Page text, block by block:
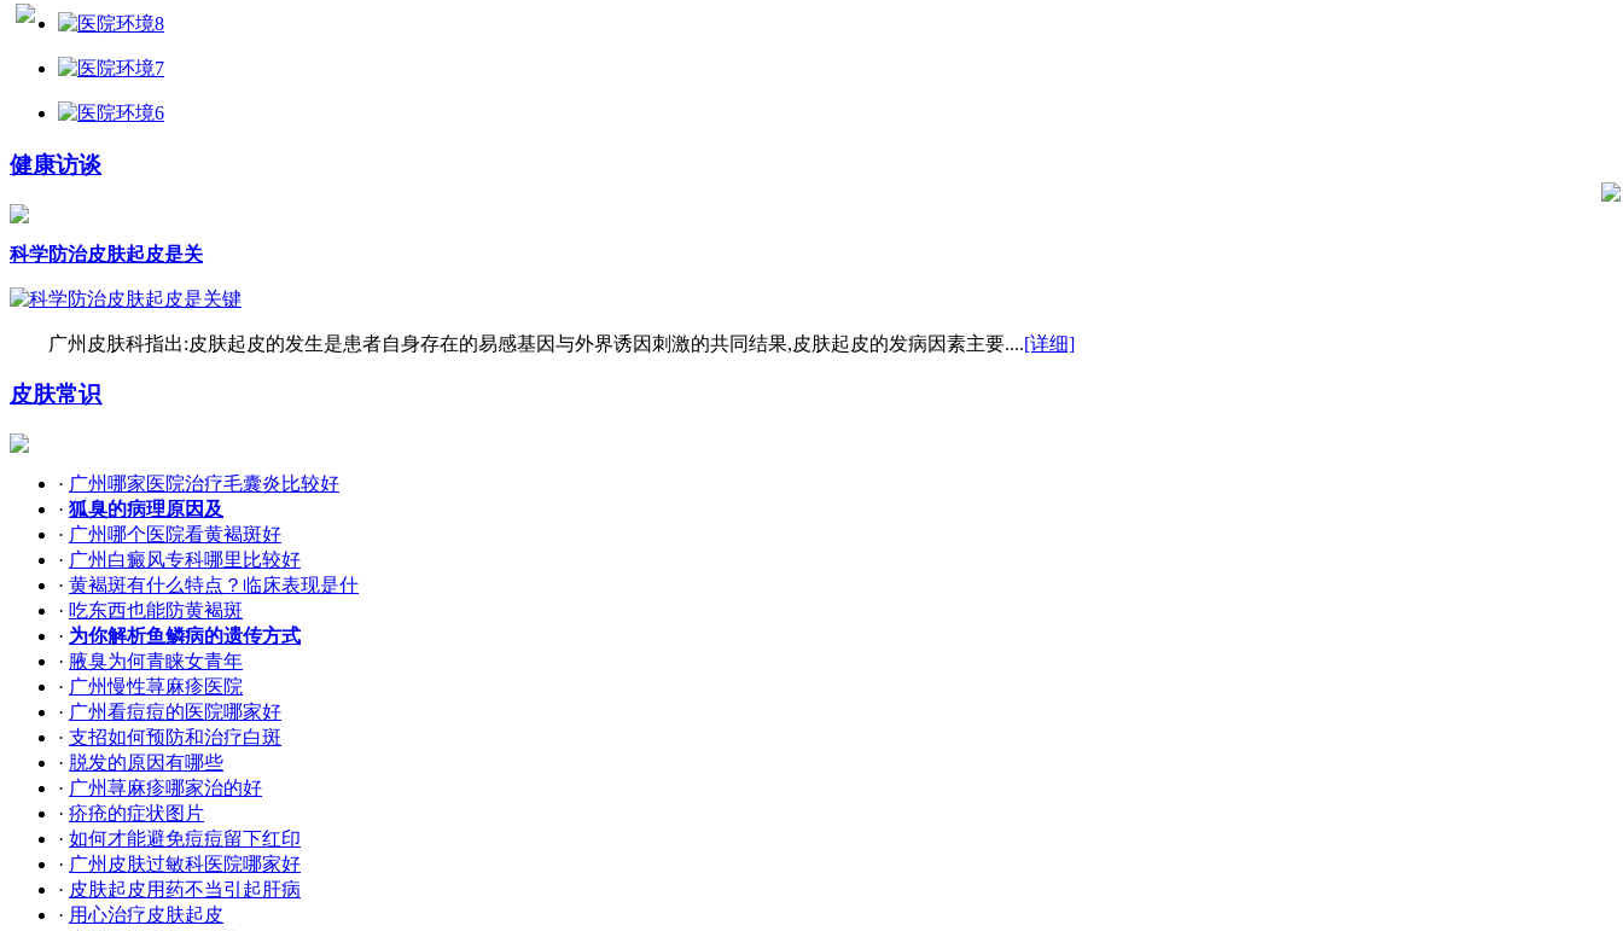
健康访谈
科学防治皮肤起皮是关
广州皮肤科指出:皮肤起皮的发生是患者自身存在的易感基因与外界诱因刺激的共同结果,皮肤起皮的发病因素主要....[详细]
皮肤常识
· 广州哪家医院治疗毛囊炎比较好
· 狐臭的病理原因及
· 广州哪个医院看黄褐斑好
· 广州白癜风专科哪里比较好
· 黄褐斑有什么特点？临床表现是什
· 吃东西也能防黄褐斑
· 为你解析鱼鳞病的遗传方式
· 腋臭为何青睐女青年
· 广州慢性荨麻疹医院
· 广州看痘痘的医院哪家好
· 支招如何预防和治疗白斑
· 脱发的原因有哪些
· 广州荨麻疹哪家治的好
· 疥疮的症状图片
· 如何才能避免痘痘留下红印
· 广州皮肤过敏科医院哪家好
· 皮肤起皮用药不当引起肝病
· 用心治疗皮肤起皮